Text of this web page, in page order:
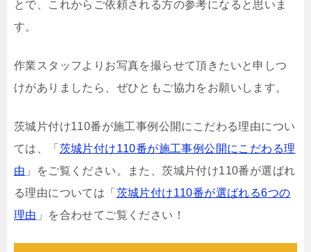
とで、これからご依頼される方の参考になると思いま
す。
作業スタッフよりお写真を撮らせて頂きたいと申しつ
けがありましたら、ぜひともご協力をお願いします。
茨城片付け110番が施工事例公開にこだわる理由につい
ては、「 茨城片付け110番が施工事例公開にこだわる理
由 」をご覧ください。また、茨城片付け110番が選ばれ
る理由については「 茨城片付け110番が選ばれる6つの
理由 」を合わせてご覧ください！